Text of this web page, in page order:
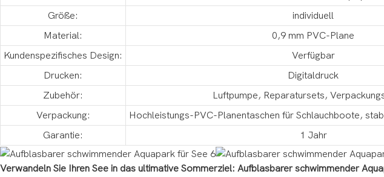
Größe:
individuell
Material:
0,9 mm PVC-Plane
Kundenspezifisches Design:
Verfügbar
Drucken:
Digitaldruck
Zubehör:
Luftpumpe, Reparatursets,
Verpackung:
Hochleistungs-PVC-Planentaschen für Schlauchboote,
Garantie:
1 Jahr
Verwandeln Sie Ihren See in das ultimative Sommerziel: Aufblasbarer schwimmender